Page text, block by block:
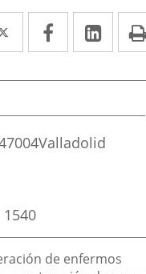
Twitter
Enlace
a
una
externa.
Facebook
Enlace
a
una
externa.
a
una
Valladolid
1540
de enfermos